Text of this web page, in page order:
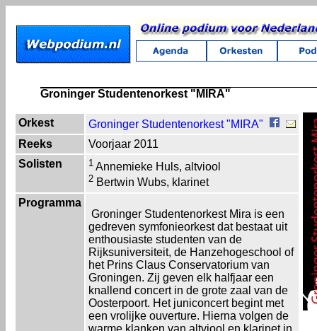
Groninger Studentenorkest "MIRA"
Orkest
Groninger Studentenorkest "MIRA"
Reeks
Voorjaar 2011
Solisten
1 Annemieke Huls, altviool
2 Bertwin Wubs, klarinet
Programma
Groninger Studentenorkest Mira is een
gedreven symfonieorkest dat bestaat uit
enthousiaste studenten van de
Rijksuniversiteit, de Hanzehogeschool of
het Prins Claus Conservatorium van
Groningen. Zij geven elk halfjaar een
knallend concert in de grote zaal van de
Oosterpoort. Het juniconcert begint met
een vrolijke ouverture. Hierna volgen de
warme klanken van altviool en klarinet in